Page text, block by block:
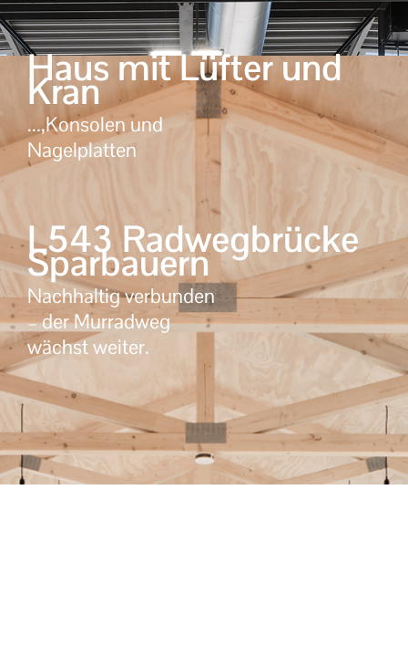
Haus mit Lüfter und
Kran
...,Konsolen und
Nagelplatten
L543 Radwegbrücke
Sparbauern
Nachhaltig verbunden
– der Murradweg
wächst weiter.